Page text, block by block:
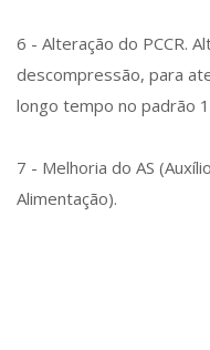
6 - Alteração do PCCR.
descompressão, para
longo tempo no padrão
7 - Melhoria do AS
Alimentação).